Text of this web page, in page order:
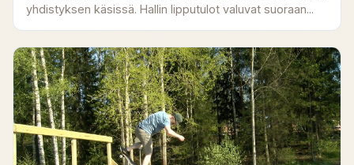
yhdistyksen käsissä. Hallin lipputulot valuvat suoraan...